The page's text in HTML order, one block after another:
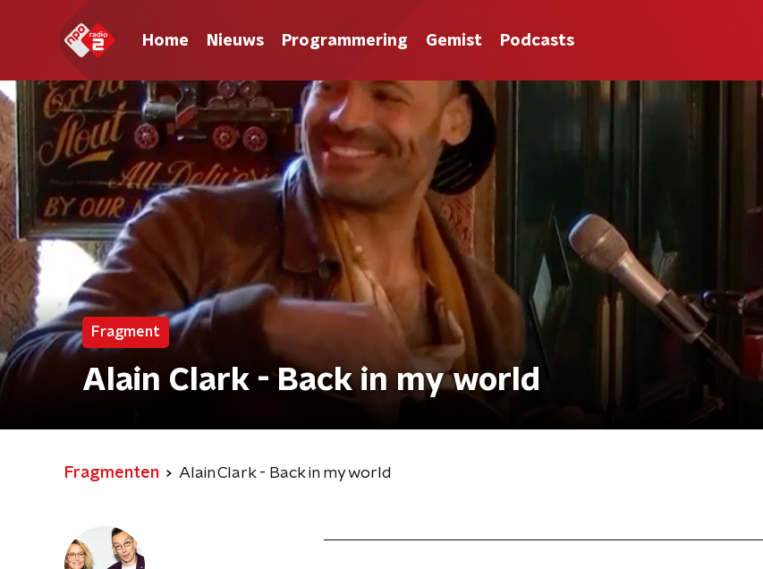
Home Nieuws Programmering Gemist Podcasts
Fragment
Alain Clark - Back in my world
Fragmenten Alain Clark - Back in my world